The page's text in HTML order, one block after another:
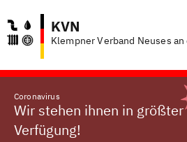
KVN
Klempner Verband Neuses
Coronavirus
Wir stehen ihnen in größter
Verfügung!